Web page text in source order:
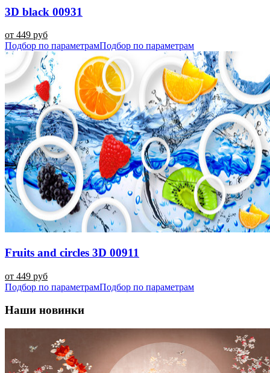
3D black 00931
от 449 руб
Подбор по параметрамПодбор по параметрам
Fruits and circles 3D 00911
от 449 руб
Подбор по параметрамПодбор по параметрам
Наши новинки